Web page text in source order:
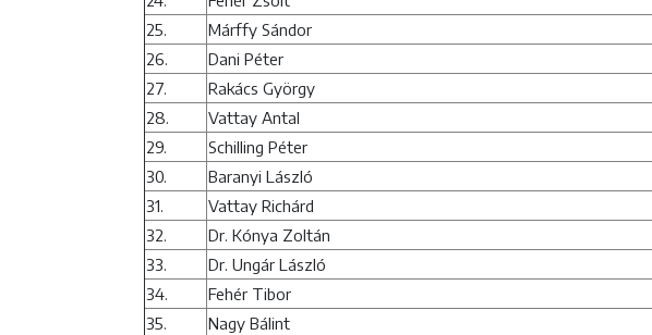
25.
Márffy Sándor
26.
Dani Péter
27.
Rakács György
28.
Vattay Antal
29.
Schilling Péter
30.
Baranyi László
31.
Vattay Richárd
32.
Dr. Kónya Zoltán
33.
Dr. Ungár László
34.
Fehér Tibor
35.
Nagy Bálint